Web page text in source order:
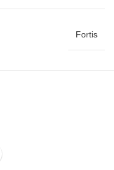
Fortis